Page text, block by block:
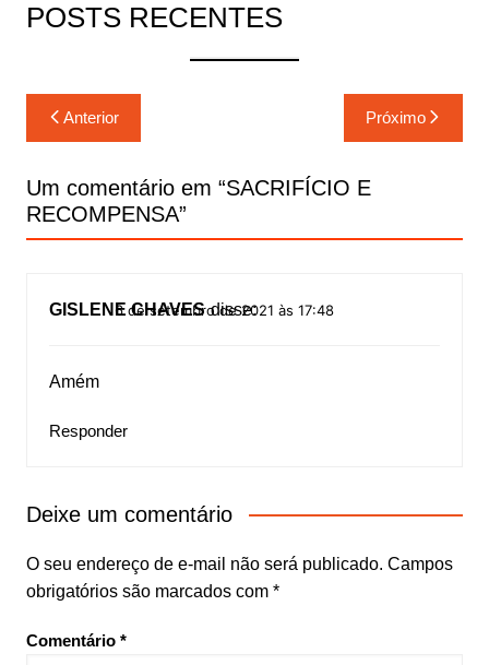
POSTS RECENTES
Navegação
de
Post
Anterior Próximo
Um comentário em “SACRIFÍCIO E
RECOMPENSA”
GISLENE CHAVES disse:
6 de setembro de 2021 às 17:48
Amém
Responder
Deixe um comentário
O seu endereço de e-mail não será publicado. Campos
obrigatórios são marcados com *
Comentário *